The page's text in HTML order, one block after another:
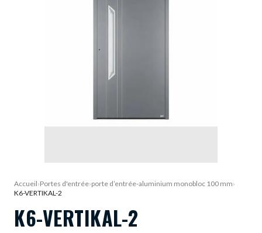
Accueil›Portes d'entrée›porte d’entrée-aluminium monobloc 100 mm›
K6-VERTIKAL-2
K6-VERTIKAL-2